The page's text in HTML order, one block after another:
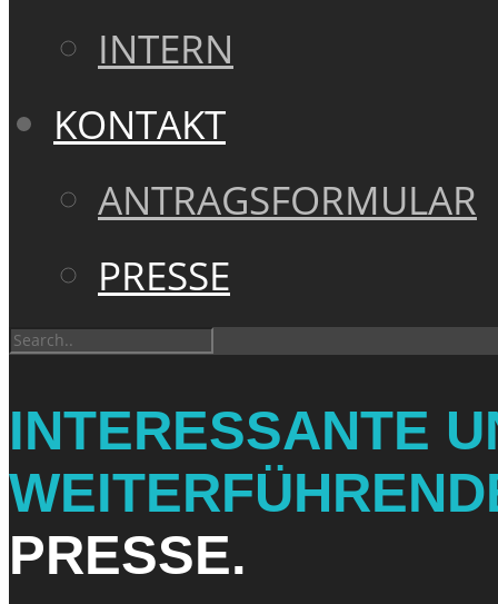
INTERN
KONTAKT
ANTRAGSFORMULAR
PRESSE
INTERESSANTE
PRESSE.